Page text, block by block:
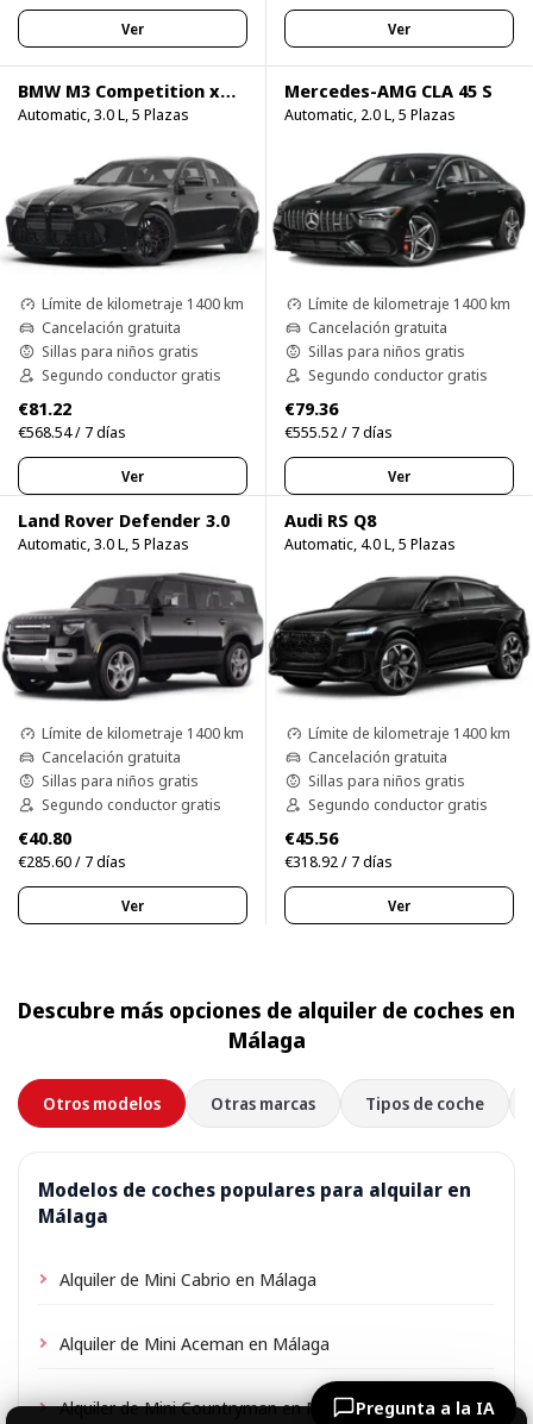
Ver Ver
BMW M3 Competition xDrive
Automatic, 3.0 L, 5 Plazas
Límite de kilometraje 1400 km
Cancelación gratuita
Sillas para niños gratis
Segundo conductor gratis
€81.22
€568.54 / 7 días
Ver
Mercedes-AMG CLA 45 S
Automatic, 2.0 L, 5 Plazas
Límite de kilometraje 1400 km
Cancelación gratuita
Sillas para niños gratis
Segundo conductor gratis
€79.36
€555.52 / 7 días
Ver
Land Rover Defender 3.0
Automatic, 3.0 L, 5 Plazas
Límite de kilometraje 1400 km
Cancelación gratuita
Sillas para niños gratis
Segundo conductor gratis
€40.80
€285.60 / 7 días
Ver
Audi RS Q8
Automatic, 4.0 L, 5 Plazas
Límite de kilometraje 1400 km
Cancelación gratuita
Sillas para niños gratis
Segundo conductor gratis
€45.56
€318.92 / 7 días
Ver
Descubre más opciones de alquiler de coches en
Málaga
Otros modelos Otras marcas Tipos de coche
Modelos de coches populares para alquilar en
Málaga
Alquiler de Mini Cabrio en Málaga
Alquiler de Mini Aceman en Málaga
Alquiler de Mini Countryman en MálagaPregunta a la IA